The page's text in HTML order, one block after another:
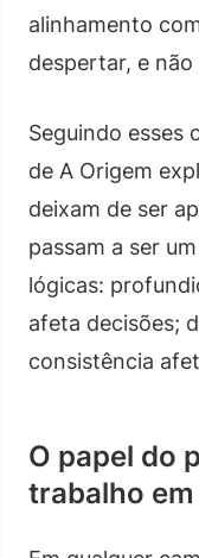
alinhamento
despertar, e
Seguindo esses
de A Origem
deixam de ser
passam a ser
lógicas:
afeta decisões;
consistência
O papel do
trabalho